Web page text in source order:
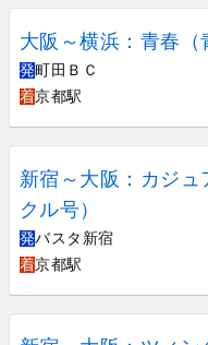
大阪～横浜：青春（
発町田ＢＣ
着京都駅
新宿～大阪：カジ
クル号）
発バスタ新宿
着京都駅